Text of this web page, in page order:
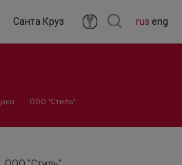
rus eng
Санта Круз
ООО "Стиль"